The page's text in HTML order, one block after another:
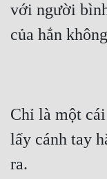
với người
của hắn
Chỉ là một
lấy cánh tay
ra.